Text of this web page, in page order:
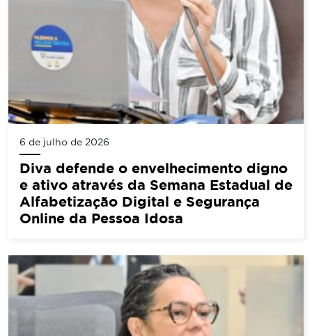
6 de julho de 2026
Diva defende o envelhecimento digno
e ativo através da Semana Estadual de
Alfabetização Digital e Segurança
Online da Pessoa Idosa